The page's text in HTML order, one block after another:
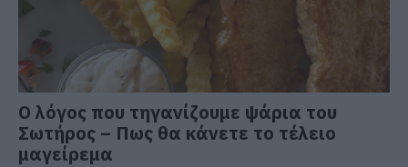
Ο λόγος που τηγανίζουμε ψάρια του
Σωτήρος – Πως θα κάνετε το τέλειο
μαγείρεμα